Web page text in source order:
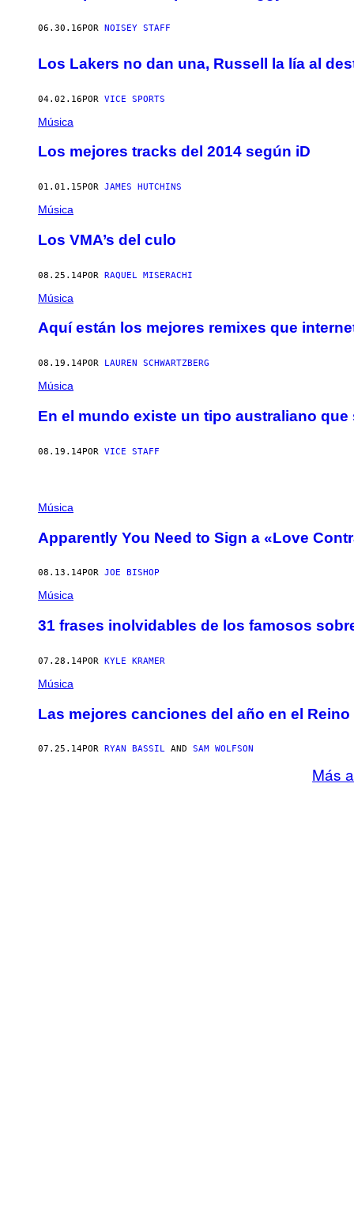
06.30.16 POR NOISEY STAFF
Los Lakers no dan una, Russell la lía al
04.02.16POR VICE SPORTS
Música
Los mejores tracks del 2014 según iD
01.01.15 POR JAMES HUTCHINS
Música
Los VMA’s del culo
08.25.14POR RAQUEL MISERACHI
Música
Aquí están los mejores remixes que
08.19.14POR LAUREN SCHWARTZBERG
Música
En el mundo existe un tipo australiano
08.19.14POR VICE STAFF
Música
Apparently You Need to Sign a «Love
08.13.14POR JOE BISHOP
Música
31 frases inolvidables de los famosos
07.28.14POR KYLE KRAMER
Música
Las mejores canciones del año en el
07.25.14POR RYAN BASSIL AND SAM WOLFSON
Más